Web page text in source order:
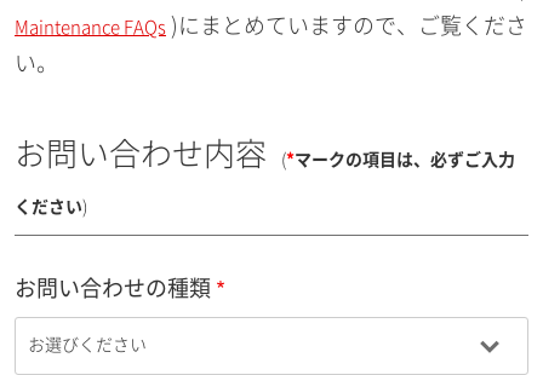
Maintenance FAQs )にまとめていますので、ご覧くださ
い。
お問い合わせ内容 (*マークの項目は、必ずご入力
ください)
お問い合わせの種類